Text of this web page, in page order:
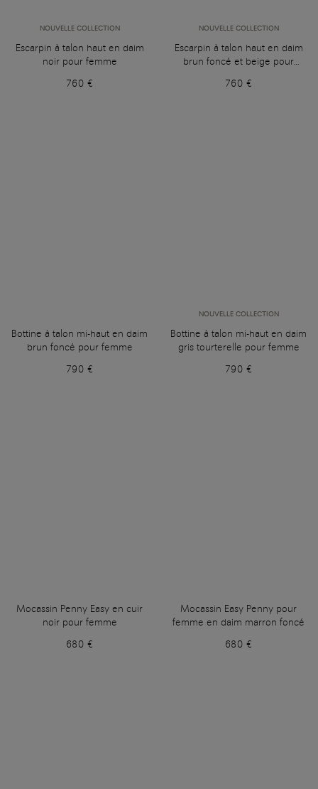
NOUVELLE COLLECTION
Escarpin à talon haut en daim
noir pour femme
760 €
NOUVELLE COLLECTION
Escarpin à talon haut en daim
brun foncé et beige pour
760 €
Bottine à talon mi-haut en daim
brun foncé pour femme
790 €
NOUVELLE COLLECTION
Bottine à talon mi-haut en daim
gris tourterelle pour femme
790 €
Mocassin Penny Easy en cuir
noir pour femme
680 €
Mocassin Easy Penny pour
femme en daim marron foncé
680 €